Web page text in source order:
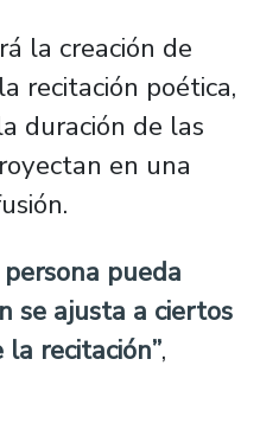
la creación de
recitación poética,
duración de las
en una
pueda
se ajusta a ciertos
recitación”,